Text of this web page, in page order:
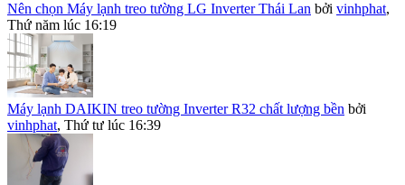
Nên chọn Máy lạnh treo tường LG Inverter Thái Lan bởi vinhphat,
Thứ năm lúc 16:19
Máy lạnh DAIKIN treo tường Inverter R32 chất lượng bền bởi
vinhphat, Thứ tư lúc 16:39